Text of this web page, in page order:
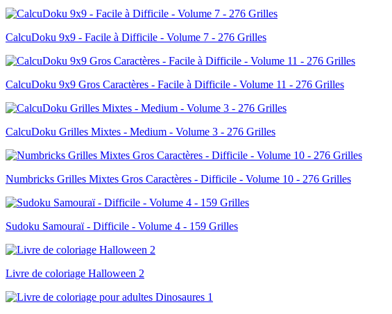
CalcuDoku 9x9 - Facile à Difficile - Volume 7 - 276 Grilles
CalcuDoku 9x9 Gros Caractères - Facile à Difficile - Volume 11 - 276 Grilles
CalcuDoku Grilles Mixtes - Medium - Volume 3 - 276 Grilles
Numbricks Grilles Mixtes Gros Caractères - Difficile - Volume 10 - 276 Grilles
Sudoku Samouraï - Difficile - Volume 4 - 159 Grilles
Livre de coloriage Halloween 2